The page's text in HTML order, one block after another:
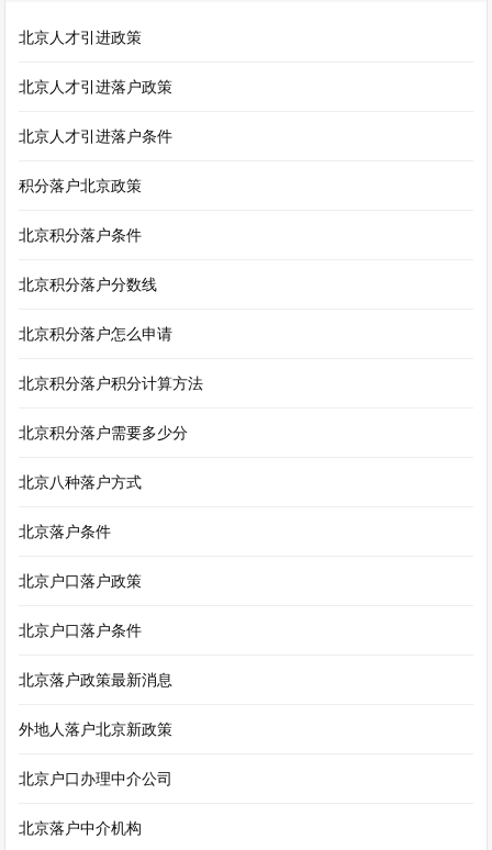
北京人才引进政策
北京人才引进落户政策
北京人才引进落户条件
积分落户北京政策
北京积分落户条件
北京积分落户分数线
北京积分落户怎么申请
北京积分落户积分计算方法
北京积分落户需要多少分
北京八种落户方式
北京落户条件
北京户口落户政策
北京户口落户条件
北京落户政策最新消息
外地人落户北京新政策
北京户口办理中介公司
北京落户中介机构